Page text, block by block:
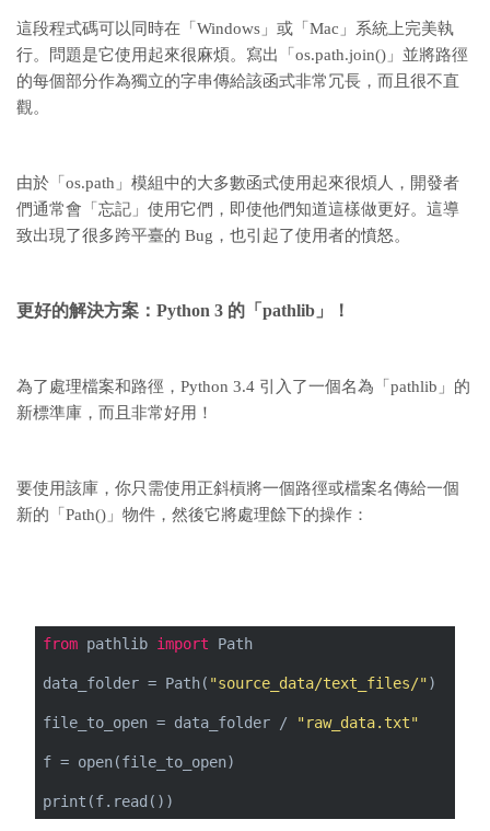
這段程式碼可以同時在「Windows」或「Mac」系統上完美執
行。問題是它使用起來很麻煩。寫出「os.path.join()」並將路徑
的每個部分作為獨立的字串傳給該函式非常冗長，而且很不直
觀。
由於「os.path」模組中的大多數函式使用起來很煩人，開發者
們通常會「忘記」使用它們，即使他們知道這樣做更好。這導
致出現了很多跨平臺的 Bug，也引起了使用者的憤怒。
更好的解決方案： Python 3 的「pathlib」！
為了處理檔案和路徑，Python 3.4 引入了一個名為「pathlib」的
新標準庫，而且非常好用！
要使用該庫，你只需使用正斜槓將一個路徑或檔案名傳給一個
新的「Path()」物件，然後它將處理餘下的操作：
from pathlib import Path
data_folder = Path( "source_data/text_files/")
file_to_open = data_folder / "raw_data.txt"
f = open(file_to_open)
print(f.read())